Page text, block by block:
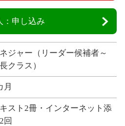
：申し込み
ジャー（リーダー候補者～
クラス）
月
スト2冊・インターネット添
回